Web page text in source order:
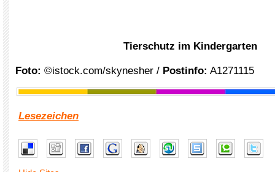
Tierschutz im Kindergarten
Foto: ©istock.com/skynesher / Postinfo: A1271115
Lesezeichen